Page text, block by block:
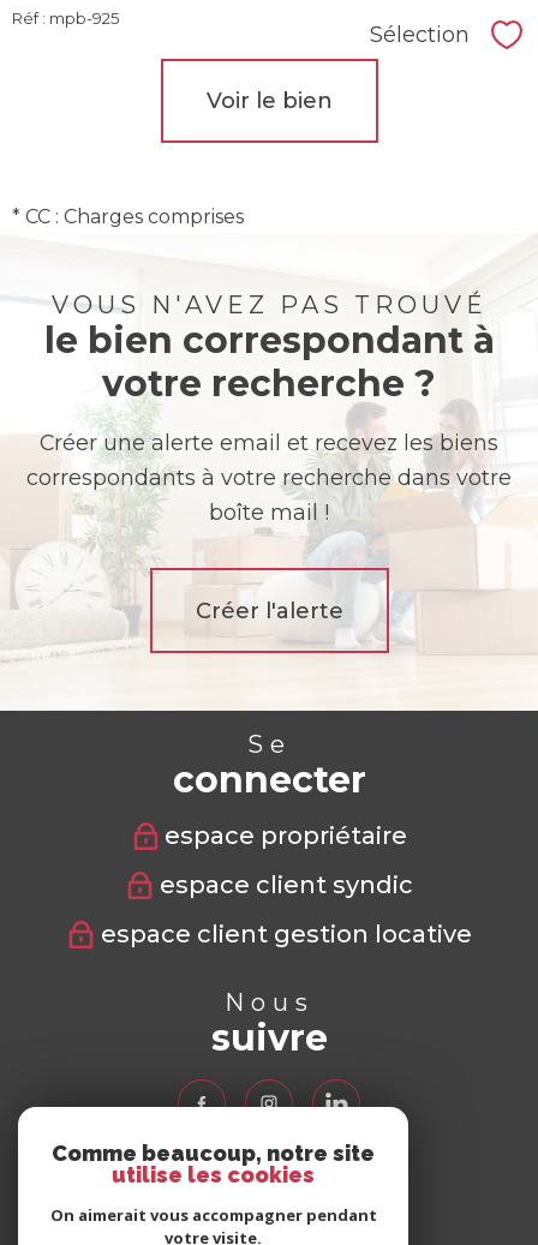
Réf : mpb-925
Sélection
Voir le bien
* CC : Charges comprises
VOUS N'AVEZ PAS TROUVÉ
le bien correspondant à
votre recherche ?
Créer une alerte email et recevez les biens
correspondants à votre recherche dans votre
boîte mail !
Créer l'alerte
Se
connecter
espace propriétaire
espace client syndic
espace client gestion locative
Nous
suivre
Nous
adhérons
Comme beaucoup, notre site
utilise les cookies
On aimerait vous accompagner pendant
votre visite.